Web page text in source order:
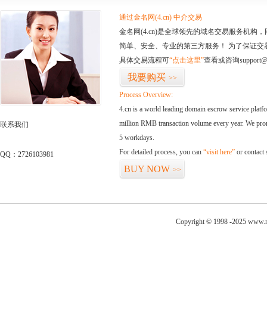
联系我们
QQ：2726103981
通过金名网(4.cn) 中介交易
金名网(4.cn)是全球领先的域名交易服务机构
简单、安全、专业的第三方服务！ 为了保证
具体交易流程可“点击这里”查看或咨询
我要购买 >>
Process Overview:
4.cn is a world leading domain escrow service
million RMB transaction volume every year. We
5 workdays.
For detailed process, you can “visit here” or contact
BUY NOW >>
Copyright © 1998 -2025